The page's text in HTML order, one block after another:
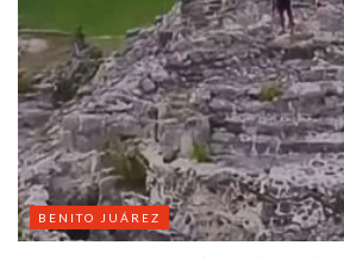
BENITO JUÁREZ